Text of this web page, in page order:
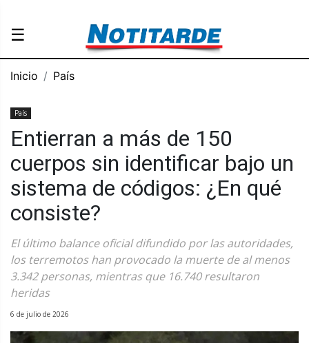
☰
Inicio País
País
Entierran a más de 150
cuerpos sin identificar bajo un
sistema de códigos: ¿En qué
consiste?
El último balance oficial difundido por las autoridades,
los terremotos han provocado la muerte de al menos
3.342 personas, mientras que 16.740 resultaron
heridas
6 de julio de 2026